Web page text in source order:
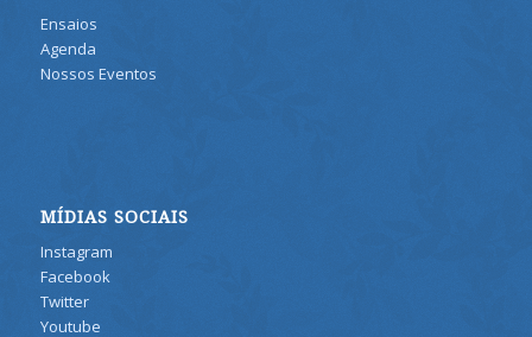
Ensaios
Agenda
Nossos Eventos
MÍDIAS SOCIAIS
Instagram
Facebook
Twitter
Youtube